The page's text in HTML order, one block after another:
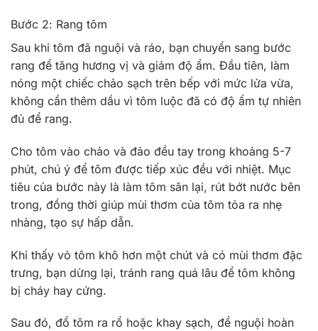
Bước 2: Rang tôm
Sau khi tôm đã nguội và ráo, bạn chuyển sang bước
rang để tăng hương vị và giảm độ ẩm. Đầu tiên, làm
nóng một chiếc chảo sạch trên bếp với mức lửa vừa,
không cần thêm dầu vì tôm luộc đã có độ ẩm tự nhiên
đủ để rang.
Cho tôm vào chảo và đảo đều tay trong khoảng 5-7
phút, chú ý để tôm được tiếp xúc đều với nhiệt. Mục
tiêu của bước này là làm tôm săn lại, rút bớt nước bên
trong, đồng thời giúp mùi thơm của tôm tỏa ra nhẹ
nhàng, tạo sự hấp dẫn.
Khi thấy vỏ tôm khô hơn một chút và có mùi thơm đặc
trưng, bạn dừng lại, tránh rang quá lâu để tôm không
bị cháy hay cứng.
Sau đó, đổ tôm ra rổ hoặc khay sạch, để nguội hoàn